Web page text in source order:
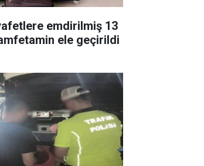
emdirilmiş 13
ele geçirildi